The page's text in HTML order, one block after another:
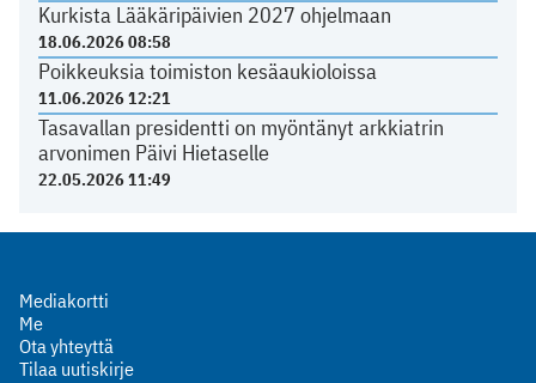
Kurkista Lääkäripäivien 2027 ohjelmaan
18.06.2026 08:58
Poikkeuksia toimiston kesäaukioloissa
11.06.2026 12:21
Tasavallan presidentti on myöntänyt arkkiatrin
arvonimen Päivi Hietaselle
22.05.2026 11:49
Mediakortti
Me
Ota yhteyttä
Tilaa uutiskirje